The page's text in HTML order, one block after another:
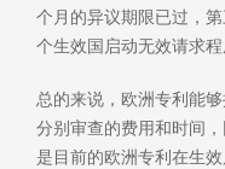
个月的异议期限已过，
个生效国启动无效请求程
总的来说，欧洲专利能
分别审查的费用和时间
是目前的欧洲专利在生